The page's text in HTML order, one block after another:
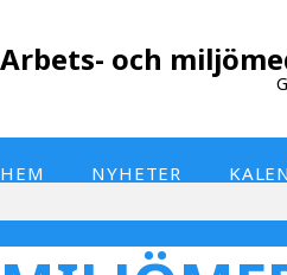
Arbets- och
HEM NYHETER